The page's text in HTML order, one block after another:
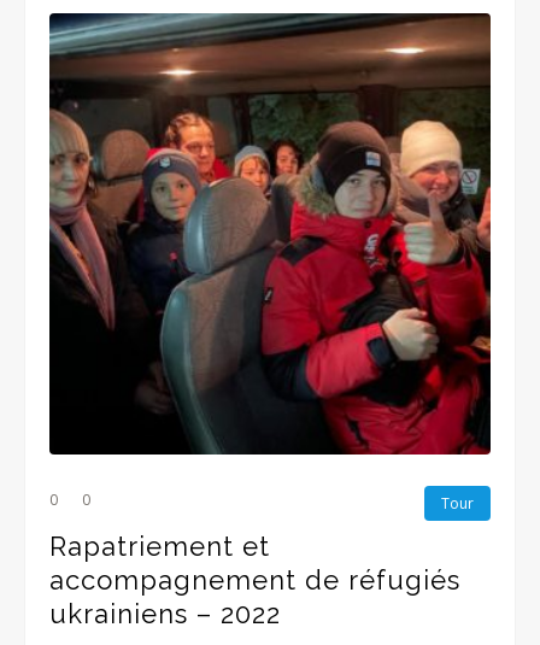
Tour
0 0
Rapatriement et
accompagnement de réfugiés
ukrainiens – 2022